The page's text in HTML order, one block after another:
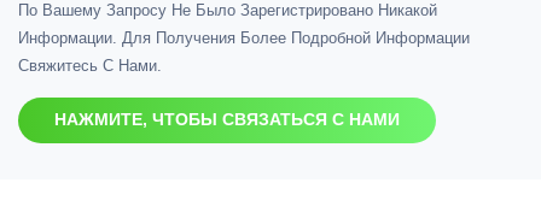
По Вашему Запросу Не Было Зарегистрировано Никакой
Информации. Для Получения Более Подробной Информации
Свяжитесь С Нами.
НАЖМИТЕ, ЧТОБЫ СВЯЗАТЬСЯ С НАМИ